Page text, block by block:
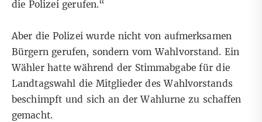
die Polizei gerufen.“
Aber die Polizei wurde nicht von aufmerksamen
Bürgern gerufen, sondern vom Wahlvorstand. Ein
Wähler hatte während der Stimmabgabe für die
Landtagswahl die Mitglieder des Wahlvorstands
beschimpft und sich an der Wahlurne zu schaffen
gemacht.